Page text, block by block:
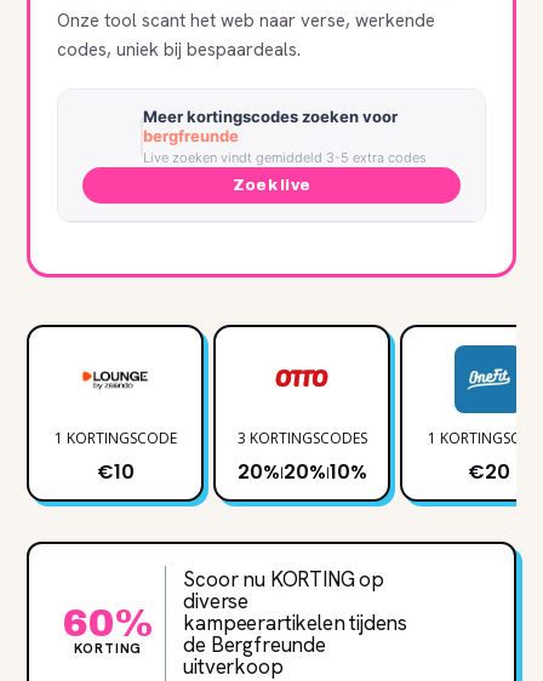
Onze tool scant het web naar verse, werkende
codes, uniek bij bespaardeals.
Meer kortingscodes zoeken voor
bergfreunde
Live zoeken vindt gemiddeld 3-5 extra codes
Zoek live
1 KORTINGSCODE
€10
3 KORTINGSCODES
20%|20%|10%
1
€20
60%
KORTING
Scoor nu KORTING op
diverse
kampeerartikelen tijdens
de Bergfreunde
uitverkoop